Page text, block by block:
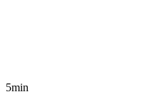
5min